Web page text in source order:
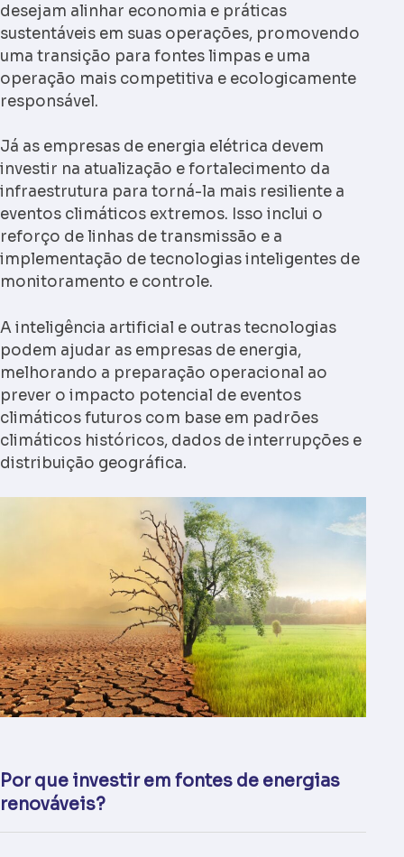
desejam alinhar economia e práticas
sustentáveis em suas operações, promovendo
uma transição para fontes limpas e uma
operação mais competitiva e ecologicamente
responsável.
Já as empresas de energia elétrica devem
investir na atualização e fortalecimento da
infraestrutura para torná-la mais resiliente a
eventos climáticos extremos. Isso inclui o
reforço de linhas de transmissão e a
implementação de tecnologias inteligentes de
monitoramento e controle.
A inteligência artificial e outras tecnologias
podem ajudar as empresas de energia,
melhorando a preparação operacional ao
prever o impacto potencial de eventos
climáticos futuros com base em padrões
climáticos históricos, dados de interrupções e
distribuição geográfica.
Por que investir em fontes de energias
renováveis?